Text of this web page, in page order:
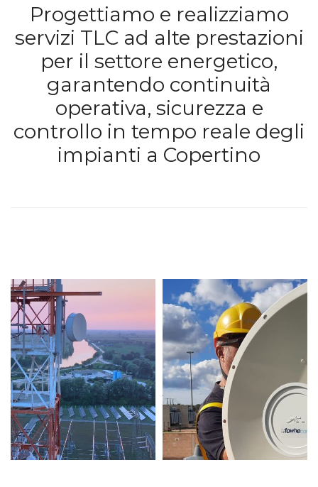
Progettiamo e realizziamo
servizi TLC ad alte prestazioni
per il settore energetico,
garantendo continuità
operativa, sicurezza e
controllo in tempo reale degli
impianti a Copertino